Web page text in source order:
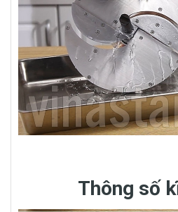
Thông số